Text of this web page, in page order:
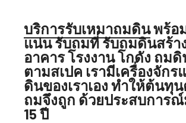
บริการรับเหมาถมดินพร้อ
แน่น รับถมที่ รับถมดินสร้า
อาคาร โรงงาน โกดัง ถม
ตามสเปค เรามีเครื่องจักร
ดินของเราเอง ทำให้ต้นทุ
ถมจึงถูก ด้วยประสบการ
15 ปี